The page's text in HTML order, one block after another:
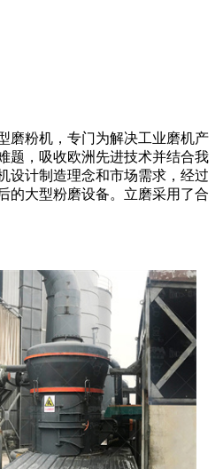
磨粉机，专门为解决工业磨机产
题，吸收欧洲先进技术并结合我
设计制造理念和市场需求，经过
的大型粉磨设备。立磨采用了合